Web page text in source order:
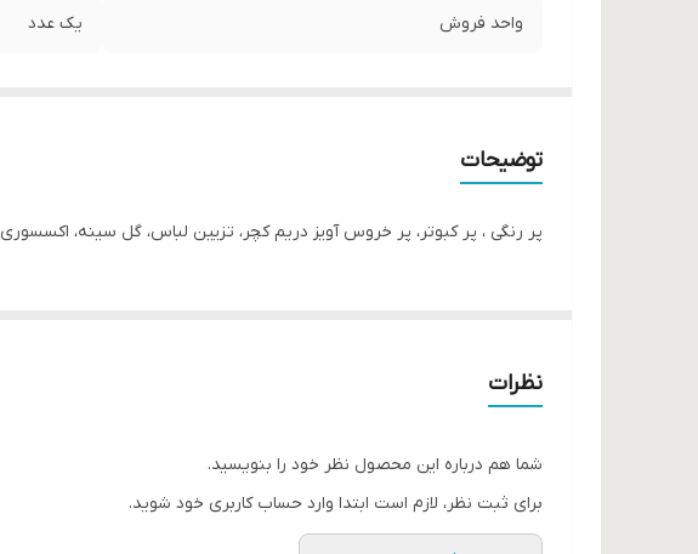
واحد فروش یک عدد
توضیحات
پر رنگی ، پر کبوتر، پر خروس آویز دریم کچر، تزیین لباس، گل سینه، اکسسوری
نظرات
شما هم درباره این محصول نظر خود را بنویسید.
برای ثبت نظر، لازم است ابتدا وارد حساب کاربری خود شوید.